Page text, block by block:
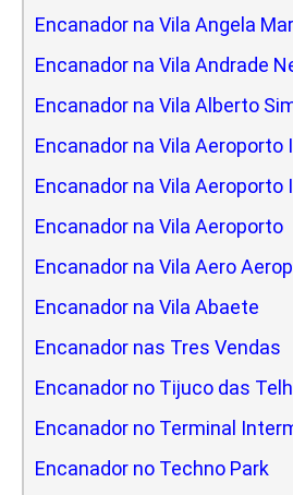
Encanador na Vila Angela
Encanador na Vila Andrade
Encanador na Vila Alberto
Encanador na Vila Aeroporto
Encanador na Vila Aeroporto I
Encanador na Vila Aeroporto
Encanador na Vila Aero
Encanador na Vila Abaete
Encanador nas Tres Vendas
Encanador no Tijuco das
Encanador no Terminal
Encanador no Techno Park